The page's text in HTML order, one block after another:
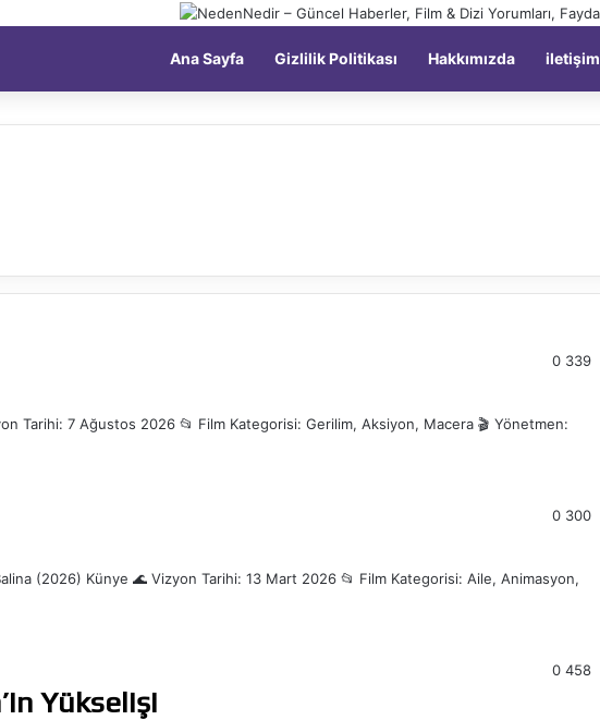
Ana Sayfa Gizlilik Politikası Hakkımızda iletişim
0339
Tarihi: 7 Ağustos 2026 📂 Film Kategorisi: Gerilim, Aksiyon, Macera 🎬 Yönetmen:
0300
Balina (2026) Künye 🌊 Vizyon Tarihi: 13 Mart 2026 📂 Film Kategorisi: Aile, Animasyon,
0458
Yükselişi